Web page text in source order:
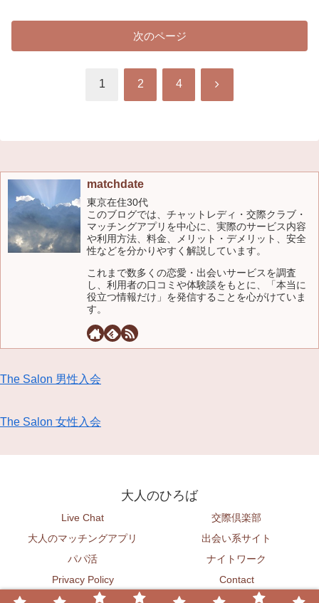
次のページ
1 2 4 次
matchdate
東京在住30代
このブログでは、チャットレディ・交際クラブ・
マッチングアプリを中心に、実際のサービス内容
や利用方法、料金、メリット・デメリット、安全
性などを分かりやすく解説しています。
これまで数多くの恋愛・出会いサービスを調査
し、利用者の口コミや体験談をもとに、「本当に
役立つ情報だけ」を発信することを心がけていま
す。
The Salon 男性入会
The Salon 女性入会
大人のひろば
Live Chat
交際倶楽部
大人のマッチングアプリ
出会い系サイト
パパ活
ナイトワーク
Privacy Policy
Contact